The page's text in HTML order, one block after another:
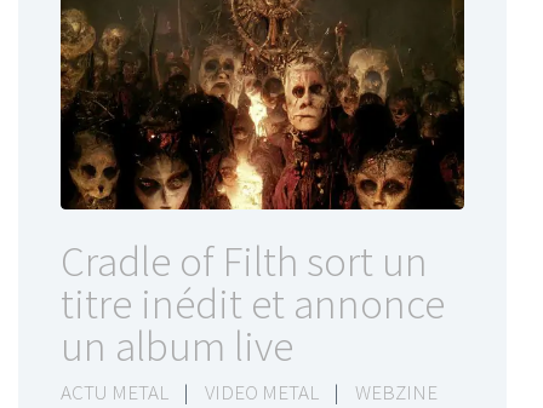
Cradle of Filth sort un
titre inédit et annonce
un album live
ACTU METAL | VIDEO METAL |
WEBZINE